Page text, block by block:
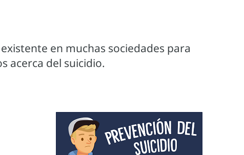
en muchas sociedades para
acerca del suicidio.